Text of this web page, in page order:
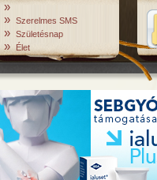
»
» Szerelmes SMS
» Születésnap
» Élet